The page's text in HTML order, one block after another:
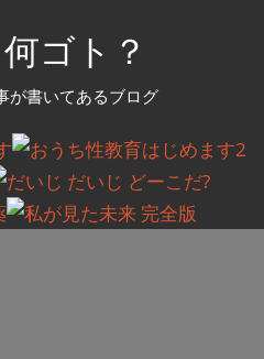
何ゴト？
が書いてあるブログ